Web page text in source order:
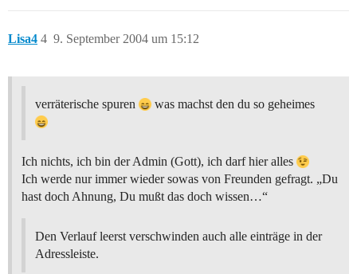
Lisa4 9. September 2004 um 15:12
4
verräterische spuren was machst den du so geheimes
Ich nichts, ich bin der Admin (Gott), ich darf hier alles
Ich werde nur immer wieder sowas von Freunden gefragt. „Du
hast doch Ahnung, Du mußt das doch wissen…“
Den Verlauf leerst verschwinden auch alle einträge in der
Adressleiste.